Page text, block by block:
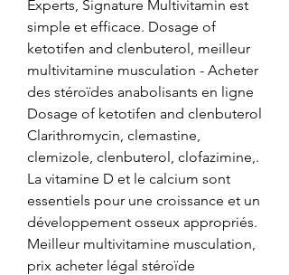
Experts, Signature Multivitamin est
simple et efficace. Dosage of
ketotifen and clenbuterol, meilleur
multivitamine musculation - Acheter
des stéroïdes anabolisants en ligne
Dosage of ketotifen and clenbuterol
Clarithromycin, clemastine,
clemizole, clenbuterol, clofazimine,.
La vitamine D et le calcium sont
essentiels pour une croissance et un
développement osseux appropriés.
Meilleur multivitamine musculation,
prix acheter légal stéroïde